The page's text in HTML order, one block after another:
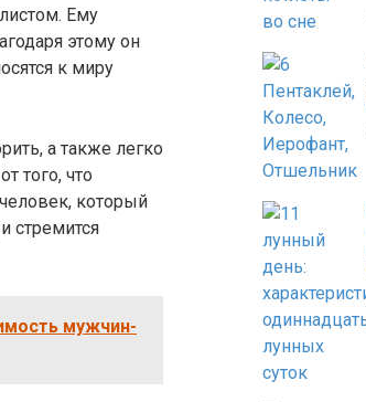
Ему
этому он
к миру
а также легко
того, что
который
стремится
мужчин-